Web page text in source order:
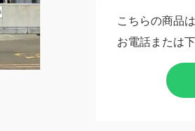
こちらの商品
お電話または